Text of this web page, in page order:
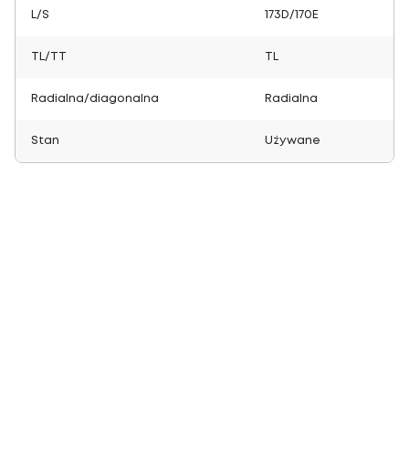
L/S 173D/170E
TL/TT
Radialna/diagonalna Radialna
Stan Używane